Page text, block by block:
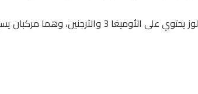
وهما مركبان يسهّلان حرق الدهون.